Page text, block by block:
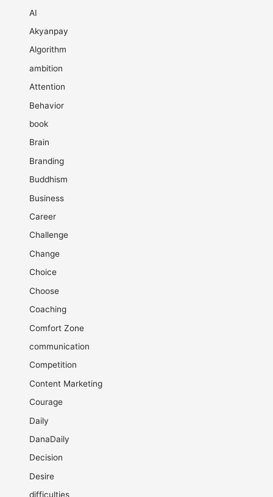
AI
Akyanpay
Algorithm
ambition
Attention
Behavior
book
Brain
Branding
Buddhism
Business
Career
Challenge
Change
Choice
Choose
Coaching
Comfort Zone
communication
Competition
Content Marketing
Courage
Daily
DanaDaily
Decision
Desire
difficulties